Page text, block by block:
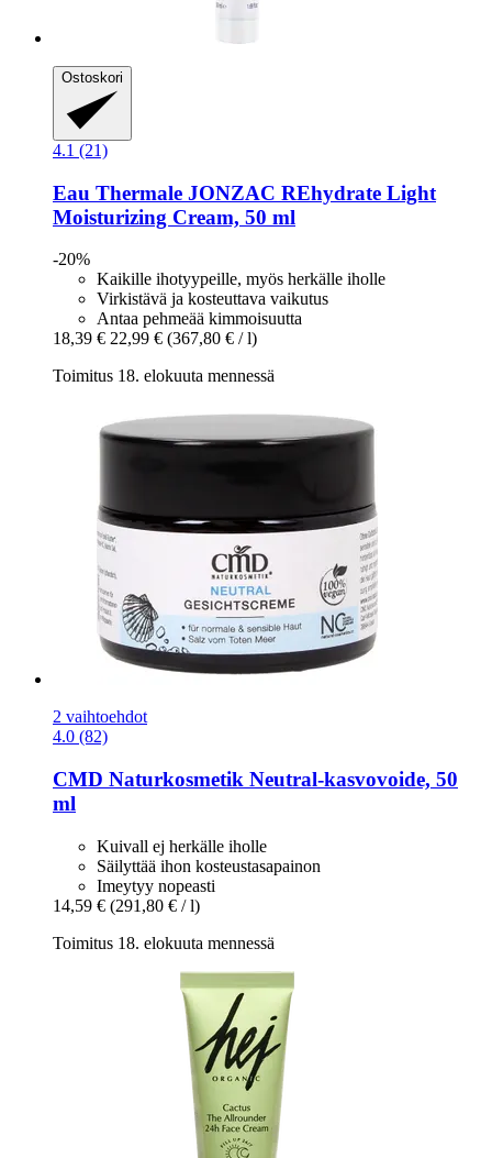
Ostoskori
4.1 (21)
Eau Thermale JONZAC REhydrate Light
Moisturizing Cream, 50 ml
-20%
Kaikille ihotyypeille, myös herkälle iholle
Virkistävä ja kosteuttava vaikutus
Antaa pehmeää kimmoisuutta
18,39 € 22,99 € (367,80 € / l)
Toimitus 18. elokuuta mennessä
2 vaihtoehdot
4.0 (82)
CMD Naturkosmetik Neutral-​kasvovoide, 50
ml
Kuivall ej herkälle iholle
Säilyttää ihon kosteustasapainon
Imeytyy nopeasti
14,59 € (291,80 € / l)
Toimitus 18. elokuuta mennessä